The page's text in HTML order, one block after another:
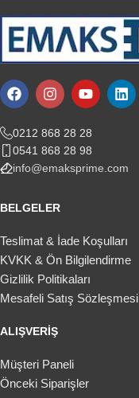
0212 868 28 28
0541 868 28 98
info@emaksprime.com
BELGELER
Teslimat & İade Koşulları
KVKK & Ön Bilgilendirme
Gizlilik Politikaları
Mesafeli Satış Sözleşmesi
ALIŞVERIŞ
Müşteri Paneli
Önceki Siparişler